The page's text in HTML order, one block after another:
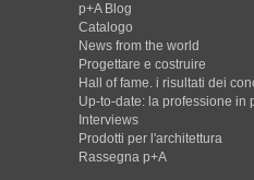
p+A Blog
Catalogo
News from the world
Progettare e costruire
Hall of fame. i risultati dei
Up-to-date: la professione in
Interviews
Prodotti per l'architettura
Rassegna p+A